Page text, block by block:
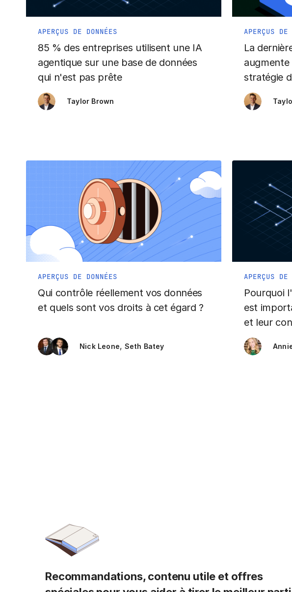
APERÇUS DE DONNÉES
85 % des entreprises utilisent une IA
agentique sur une base de données
qui n'est pas prête
Taylor Brown
APERÇUS DE
La
stratégie
APERÇUS DE DONNÉES
Qui contrôle réellement vos données
et quels sont vos droits à cet égard ?
Nick Leone, Seth Batey
APERÇUS DE
Pourquoi
est
et leur
Recommandations, contenu utile et offres